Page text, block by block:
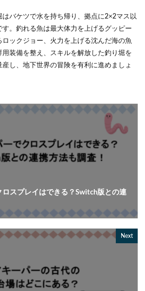
はバケツで水を持ち帰り、拠点に2×2マス以
。釣れる魚は最大体力を上げるグッピー
ックジョー、火力を上げる沈んだ海の魚
用装備を整え、スキルを解放した釣り堀を
し、地下世界の冒険を有利に進めましょ
ロスプレイはできる？Switch版との連
Next